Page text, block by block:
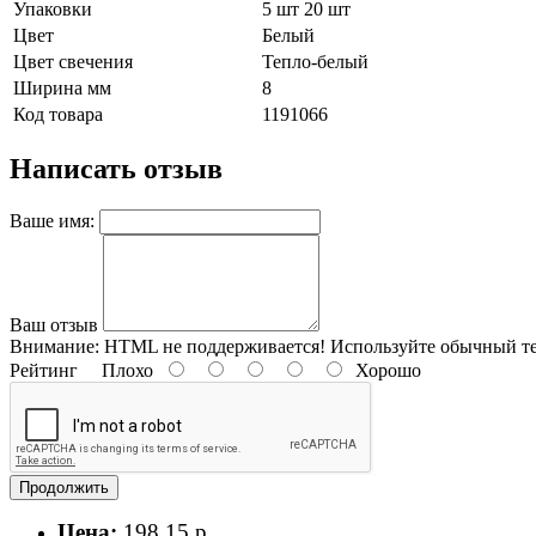
Упаковки
5 шт 20 шт
Цвет
Белый
Цвет свечения
Тепло-белый
Ширина мм
8
Код товара
1191066
Написать отзыв
Ваше имя:
Ваш отзыв
Внимание: HTML не поддерживается! Используйте обычный
Рейтинг Плохо Хорошо
Продолжить